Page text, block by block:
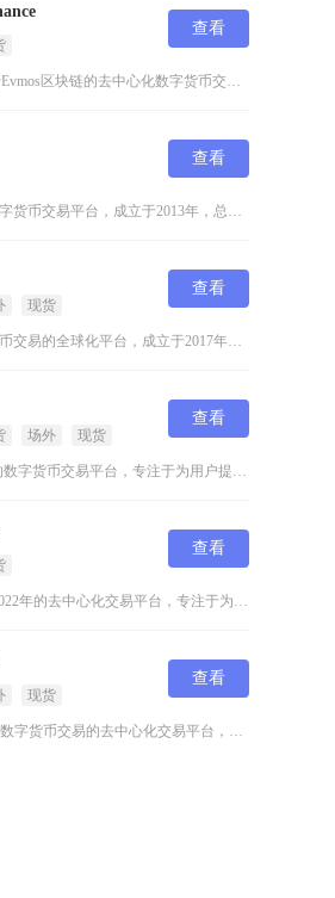
查看
CronusFinance是一个基于Evmos区块链的去中心化数字货币交易平台，专注于为用
查看
xBTCe是一家全球性的数字货币交易平台，成立于2013年，总部位于新加坡，致力于为专业交
现货
查看
Biex是一家专注于数字货币交易的全球化平台，成立于2017年，致力于为用户提供安全、高效
场外 现货
查看
CoinUp是一家全球领先的数字货币交易平台，专注于为用户提供安全、高效的数字资产交易服务
查看
OreoSwap是一个成立于2022年的去中心化交易平台，专注于为用户提供安全、高效的数字
现货
查看
TRONDdex是一个专注于数字货币交易的去中心化交易平台，致力于为用户提供安全、高效的数